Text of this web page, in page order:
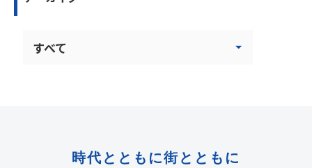
時代とともに街とともに